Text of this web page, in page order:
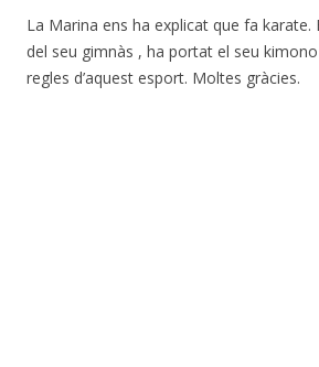
La Marina ens ha explicat que fa
del seu gimnàs , ha portat el seu
regles d’aquest esport. Moltes gràcies.